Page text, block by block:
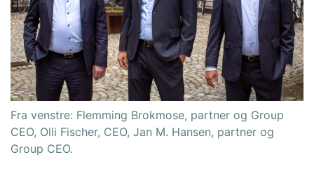
Fra venstre: Flemming Brokmose, partner og Group
CEO, Olli Fischer, CEO, Jan M. Hansen, partner og
Group CEO.